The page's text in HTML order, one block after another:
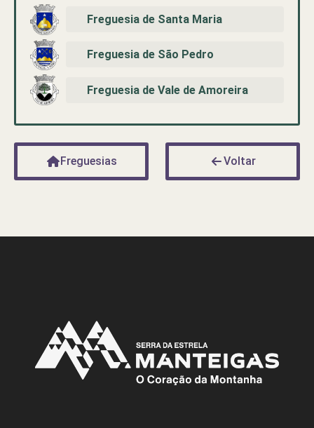
Freguesia de Santa Maria
Freguesia de São Pedro
Freguesia de Vale de Amoreira
Freguesias Voltar